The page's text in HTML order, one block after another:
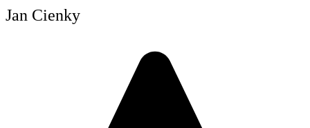
Jan Cienky